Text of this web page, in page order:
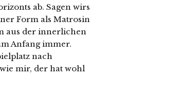
ab. Sagen wirs
Form als Matrosin
aus der innerlichen
Anfang immer.
nach
mir, der hat wohl